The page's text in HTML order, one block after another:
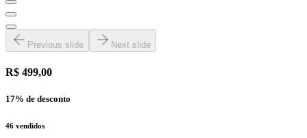
Previous slide Next slide
R$ 499,00
17% de desconto
46 vendidos